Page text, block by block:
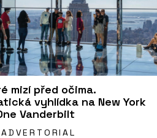
mizí před očima.
vyhlídka na New York
Vanderbilt
ADVERTORIAL